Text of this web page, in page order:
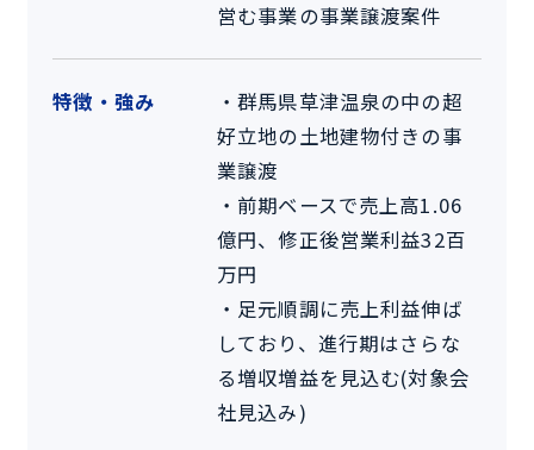
営む事業の事業譲渡案件
特徴・強み
・群馬県草津温泉の中の超
好立地の土地建物付きの事
業譲渡
・前期ベースで売上高1.06
億円、修正後営業利益32百
万円
・足元順調に売上利益伸ば
しており、進行期はさらな
る増収増益を見込む(対象会
社見込み)